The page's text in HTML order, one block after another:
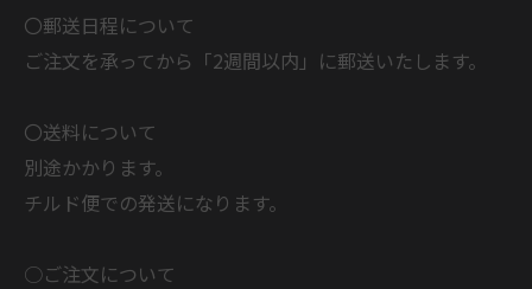
〇郵送日程について
ご注文を承ってから「2週間以内」に郵送いたします。
〇送料について
別途かかります。
チルド便での発送になります。
○ご注文について